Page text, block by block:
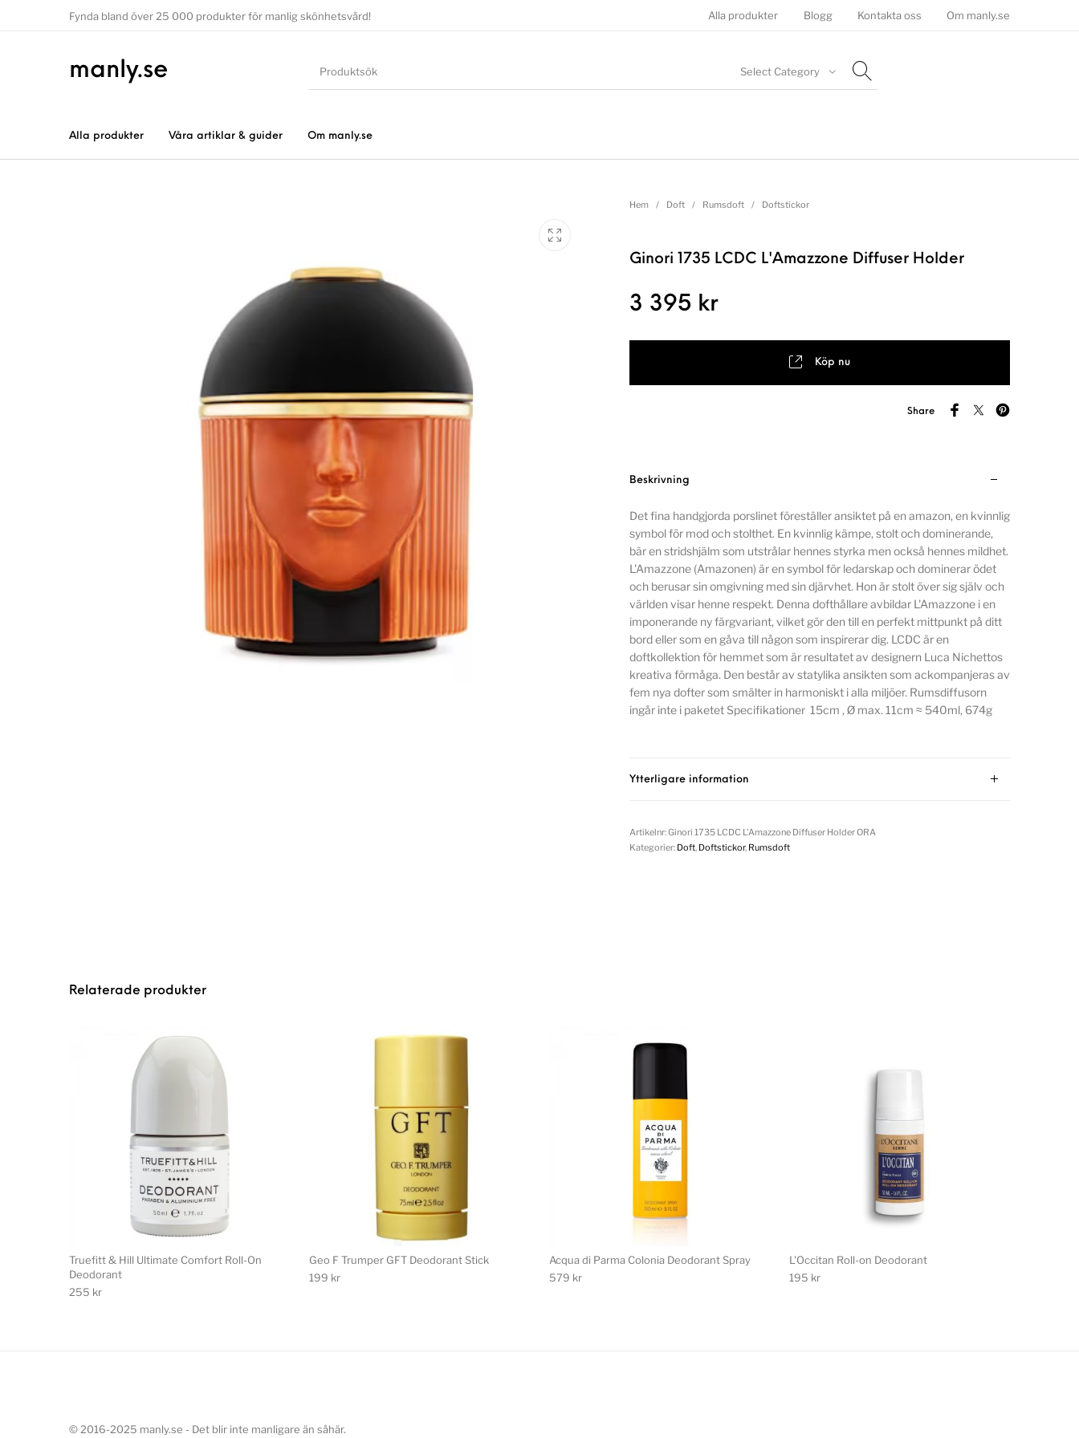
Fynda bland över 25 000 produkter för manlig skönhetsvård! Alla produkter Blogg Kontakta oss Om manly.se
manly.se Select Category
Alla produkter Våra artiklar & guider Om manly.se
Hem / Doft / Rumsdoft / Doftstickor
Ginori 1735 LCDC L'Amazzone Diffuser Holder
3 395 kr
Köp nu
Share
Beskrivning
Det fina handgjorda porslinet föreställer ansiktet på en amazon, en kvinnlig
symbol för mod och stolthet. En kvinnlig kämpe, stolt och dominerande,
bär en stridshjälm som utstrålar hennes styrka men också hennes mildhet.
L'Amazzone (Amazonen) är en symbol för ledarskap och dominerar ödet
och berusar sin omgivning med sin djärvhet. Hon är stolt över sig själv och
världen visar henne respekt. Denna dofthållare avbildar L'Amazzone i en
imponerande ny färgvariant, vilket gör den till en perfekt mittpunkt på ditt
bord eller som en gåva till någon som inspirerar dig. LCDC är en
doftkollektion för hemmet som är resultatet av designern Luca Nichettos
kreativa förmåga. Den består av statylika ansikten som ackompanjeras av
fem nya dofter som smälter in harmoniskt i alla miljöer. Rumsdiffusorn
ingår inte i paketet Specifikationer 15cm , Ø max. 11cm ≈ 540ml, 674g
Ytterligare information
Artikelnr:Ginori 1735 LCDC L'Amazzone Diffuser Holder ORA
Kategorier: Doft, Doftstickor, Rumsdoft
Relaterade produkter
Truefitt & Hill Ultimate Comfort Roll-On
Deodorant
255 kr
Geo F Trumper GFT Deodorant Stick
199 kr
Acqua di Parma Colonia Deodorant Spray
579 kr
L'Occitan Roll-on Deodorant
195 kr
© 2016-2025 manly.se - Det blir inte manligare än såhär.